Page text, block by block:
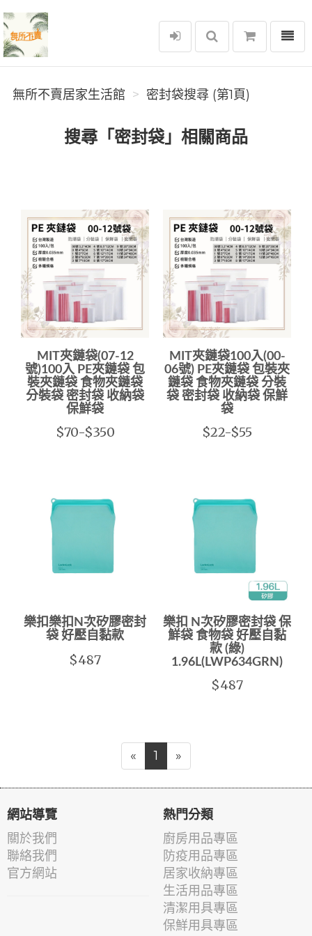
無所不賣居家生活館
選單
無所不賣居家生活館 密封袋搜尋 (第1頁)
搜尋「密封袋」相關商品
MIT夾鏈袋(07-12
號)100入 PE夾鏈袋 包
裝夾鏈袋 食物夾鏈袋
分裝袋 密封袋 收納袋
保鮮袋
$70-$350
MIT夾鏈袋100入(00-
06號) PE夾鏈袋 包裝夾
鏈袋 食物夾鏈袋 分裝
袋 密封袋 收納袋 保鮮
袋
$22-$55
樂扣樂扣N次矽膠密封
袋 好壓自黏款
$487
樂扣 N次矽膠密封袋 保
鮮袋 食物袋 好壓自黏
款 (綠)
1.96L(LWP634GRN)
$487
« 1 »
網站導覽
關於我們
聯絡我們
官方網站
熱門分類
廚房用品專區
防疫用品專區
居家收納專區
生活用品專區
清潔用具專區
保鮮用具專區